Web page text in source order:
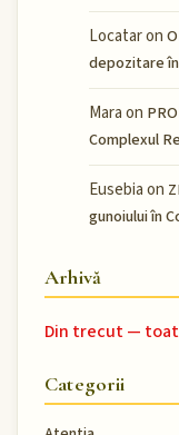
Locataron
depozitare
Maraon
Complexul
Eusebiaon
gunoiului în
Arhivă
Din trecut —
Categorii